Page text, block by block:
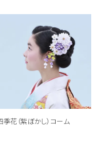
季花（紫ぼかし）コーム